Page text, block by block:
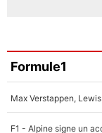
Formule1